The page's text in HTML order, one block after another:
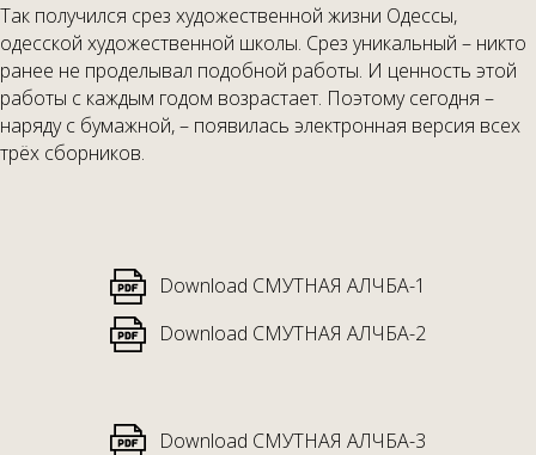
Так получился срез художественной жизни Одессы,
одесской художественной школы. Срез уникальный – никто
ранее не проделывал подобной работы. И ценность этой
работы с каждым годом возрастает. Поэтому сегодня –
наряду с бумажной, – появилась электронная версия всех
трёх сборников.
Download СМУТНАЯ АЛЧБА-1
Download СМУТНАЯ АЛЧБА-2
Download СМУТНАЯ АЛЧБА-3